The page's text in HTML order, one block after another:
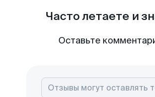
Часто летаете и
Оставьте